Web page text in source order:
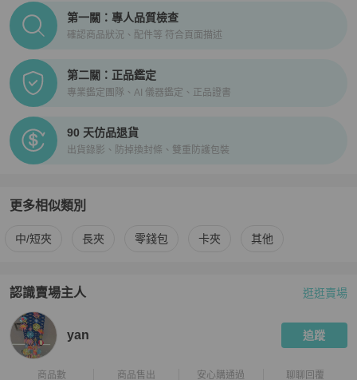
PopChill拍拍圈正品驗證、安心購檢驗流程介紹
第一關：專人品質檢查
確認商品狀況、配件等 符合頁面描述
第二關：正品鑑定
專業鑑定團隊、AI 儀器鑑定、正品證書
90 天仿品退貨
出貨錄影、防掉換封條、雙重防護包裝
更多相似類別
更多Celine 女士錢包 / 小皮件相似商品推薦
中/短夾 長夾 零錢包 卡夾 其他
認識賣場主人
PopChill 拍拍圈嚴選賣家
逛逛賣場
yan 追蹤
商品數 商品售出 安心購通過 聊聊回覆